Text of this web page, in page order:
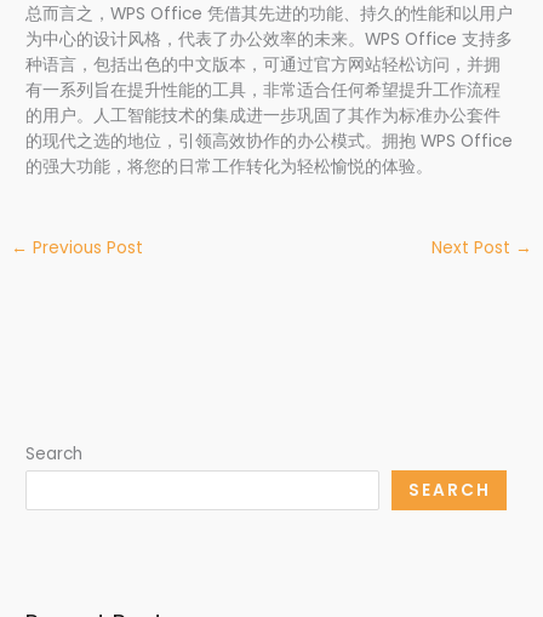
总而言之，WPS Office 凭借其先进的功能、持久的性能和以用户
为中心的设计风格，代表了办公效率的未来。WPS Office 支持多
种语言，包括出色的中文版本，可通过官方网站轻松访问，并拥
有一系列旨在提升性能的工具，非常适合任何希望提升工作流程
的用户。人工智能技术的集成进一步巩固了其作为标准办公套件
的现代之选的地位，引领高效协作的办公模式。拥抱 WPS Office
的强大功能，将您的日常工作转化为轻松愉悦的体验。
← Previous Post Next Post →
Search
SEARCH